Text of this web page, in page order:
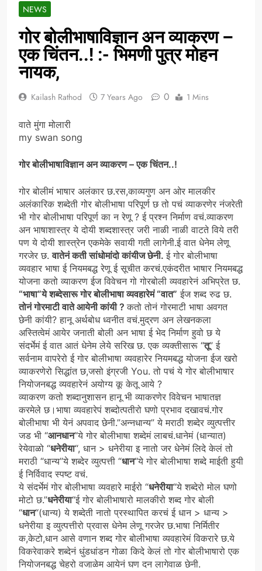
NEWS
गोर बोलीभाषाविज्ञान अन व्याकरण –
एक चिंतन..! :- भिमणी पुत्र मोहन
नायक,
Kailash Rathod 7 Years Ago 0 1 Mins
वाते मुंगा मोलारी
my swan song
गोर बोलीभाषाविज्ञान अन व्याकरण – एक चिंतन..!
गोर बोलीमं भाषार अलंकार छ.रस,काव्यगुण अन ओर मालकीर
अलंकारिक शब्देती गोर बोलीभाषा परिपूर्ण छ तो पचं व्याकरणेर नंजरेती
भी गोर बोलीभाषा परिपूर्ण का न रेणू ? ई प्रश्न निर्माण वचं.व्याकरण
अन भाषाशास्त्र ये दोयी शब्दशास्त्र जरी नाळी नाळी वाटते विये तरी
पण ये दोयी शास्त्रेन एकमेके सवायी गती लागेनी.ई वात धेनेम लेणू
गरजेर छ.वातेनं कती सांधोमांदो कांयीज छेनी.ई गोर बोलीभाषा
व्यवहार भाषा ई नियमबद्ध रेणू ई सूचीत करचं.एकंदरीत भाषार नियमबद्ध
योजना कतो व्याकरण ईज विवेचन गो गोरबोली व्यवहारेनं अभिप्रेत छ.
“भाषा”ये शब्देसारू गोर बोलीभाषा व्यवहारेमं “वात” ईज शब्द रुढ छ.
तोनं गोरमाटी वाते आयेनी कांयी ?कतो तोनं गोरमाटी भाषा अवगत
छेनी कांयी? हानू अर्थबोध ध्वनीत वचं.मुद्रण अन लेखनकला
अस्तित्वेमं आयेर जनाती बोली अन भाषा ई भेद निर्माण हुवो छ ये
संदर्भेमं ई वात आतं धेनेम लेये सरिख छ. एक व्यक्तीसारू “तू” ई
सर्वनाम वापरेरो ई गोर बोलीभाषा व्यवहारेर नियमबद्ध योजना ईज खरो
व्याकरणेरो सिद्धांत छ,जसो इंग्रजी You. तो पचं ये गोर बोलीभाषार
नियोजनबद्ध व्यवहारेनं अयोग्य कू केतू आये ?
व्याकरण कतो शब्दानुशासन हानू भी व्याकरणेर विवेचन भाषातज्ञ
करमेले छ।भाषा व्यवहारेपं शब्दोत्पतीरो घणो प्रभाव दखावचं.गोर
बोलीभाषा भी येनं अपवाद छेनी.”अन्नधान्य” ये मराठी शब्देर व्युत्पत्तीर
जड भी “आनधान“ये गोर बोलीभाषा शब्देमं लाबचं.धानेमं (धान्यात)
रेयेवाळो “धनेरीया“, धान > धनेरीया इ नातो जर धेनेमं लिदे केलं तो
मराठी “धान्य”ये शब्देर व्युत्पत्ती “धान“ये गोर बोलीभाषा शब्दे माईती हुयी
ई निर्विवाद स्पष्ट वचं.
ये संदर्भेमं गोर बोलीभाषा व्यवहारे माईरो “धनेरीया“ये शब्देरो मोल घणो
मोटो छ.”धनेरीया“ई गोर बोलीभाषारो मालकीरो शब्द गोर बोली
“धान“(धान्य) ये शब्देती नातो प्रस्थापित करचं ई धान > धान्य >
धनेरीया इ व्युत्पत्तीरो प्रवास धेनेम लेणू गरजेर छ.भाषा निर्मितीर
क,केटो,धान आसे वणान शब्द गोर बोलीभाषा व्यवहारेमं विकरारे छ.ये
विकरेवाकरे शब्देनं धुंडधांडन गोळा किदे केलं तो गोर बोलीभाषारो एक
नियोजनबद्ध चेहरो वजाळेम आयेनं घण दन लागेवाळ छेनी.